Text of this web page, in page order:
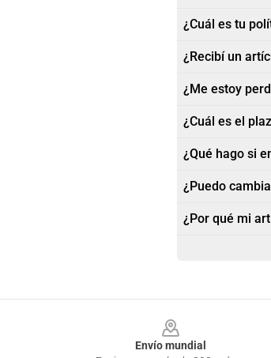
¿Cuál es tu
¿Recibí un
¿Me estoy
¿Cuál es el
¿Qué hago si
¿Puedo
¿Por qué mi
Envío mundial